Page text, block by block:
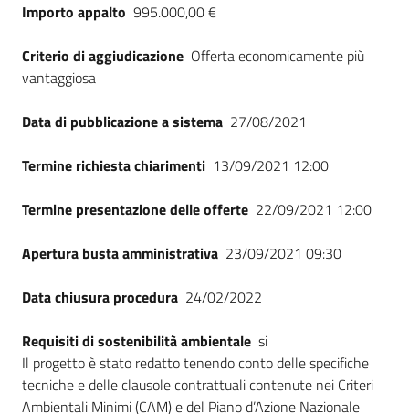
Importo appalto 995.000,00 €
Criterio di aggiudicazione Offerta economicamente più
vantaggiosa
Data di pubblicazione a sistema 27/08/2021
Termine richiesta chiarimenti 13/09/2021 12:00
Termine presentazione delle offerte 22/09/2021 12:00
Apertura busta amministrativa 23/09/2021 09:30
Data chiusura procedura 24/02/2022
Requisiti di sostenibilità ambientale si
Il progetto è stato redatto tenendo conto delle specifiche
tecniche e delle clausole contrattuali contenute nei Criteri
Ambientali Minimi (CAM) e del Piano d’Azione Nazionale